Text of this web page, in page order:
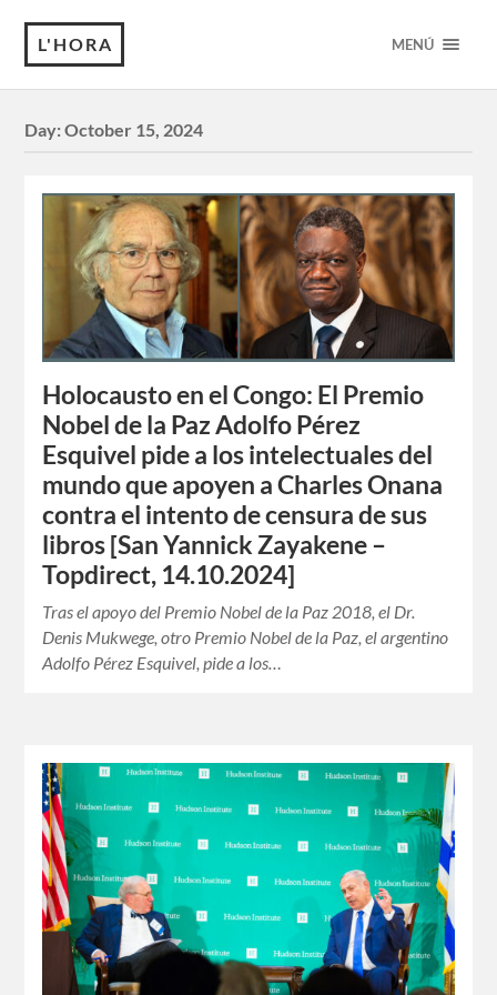
L'HORA MENÚ
Day:October 15, 2024
Holocausto en el Congo: El Premio
Nobel de la Paz Adolfo Pérez
Esquivel pide a los intelectuales del
mundo que apoyen a Charles Onana
contra el intento de censura de sus
libros [San Yannick Zayakene –
Topdirect, 14.10.2024]
Tras el apoyo del Premio Nobel de la Paz 2018, el Dr.
Denis Mukwege, otro Premio Nobel de la Paz, el argentino
Adolfo Pérez Esquivel, pide a los…